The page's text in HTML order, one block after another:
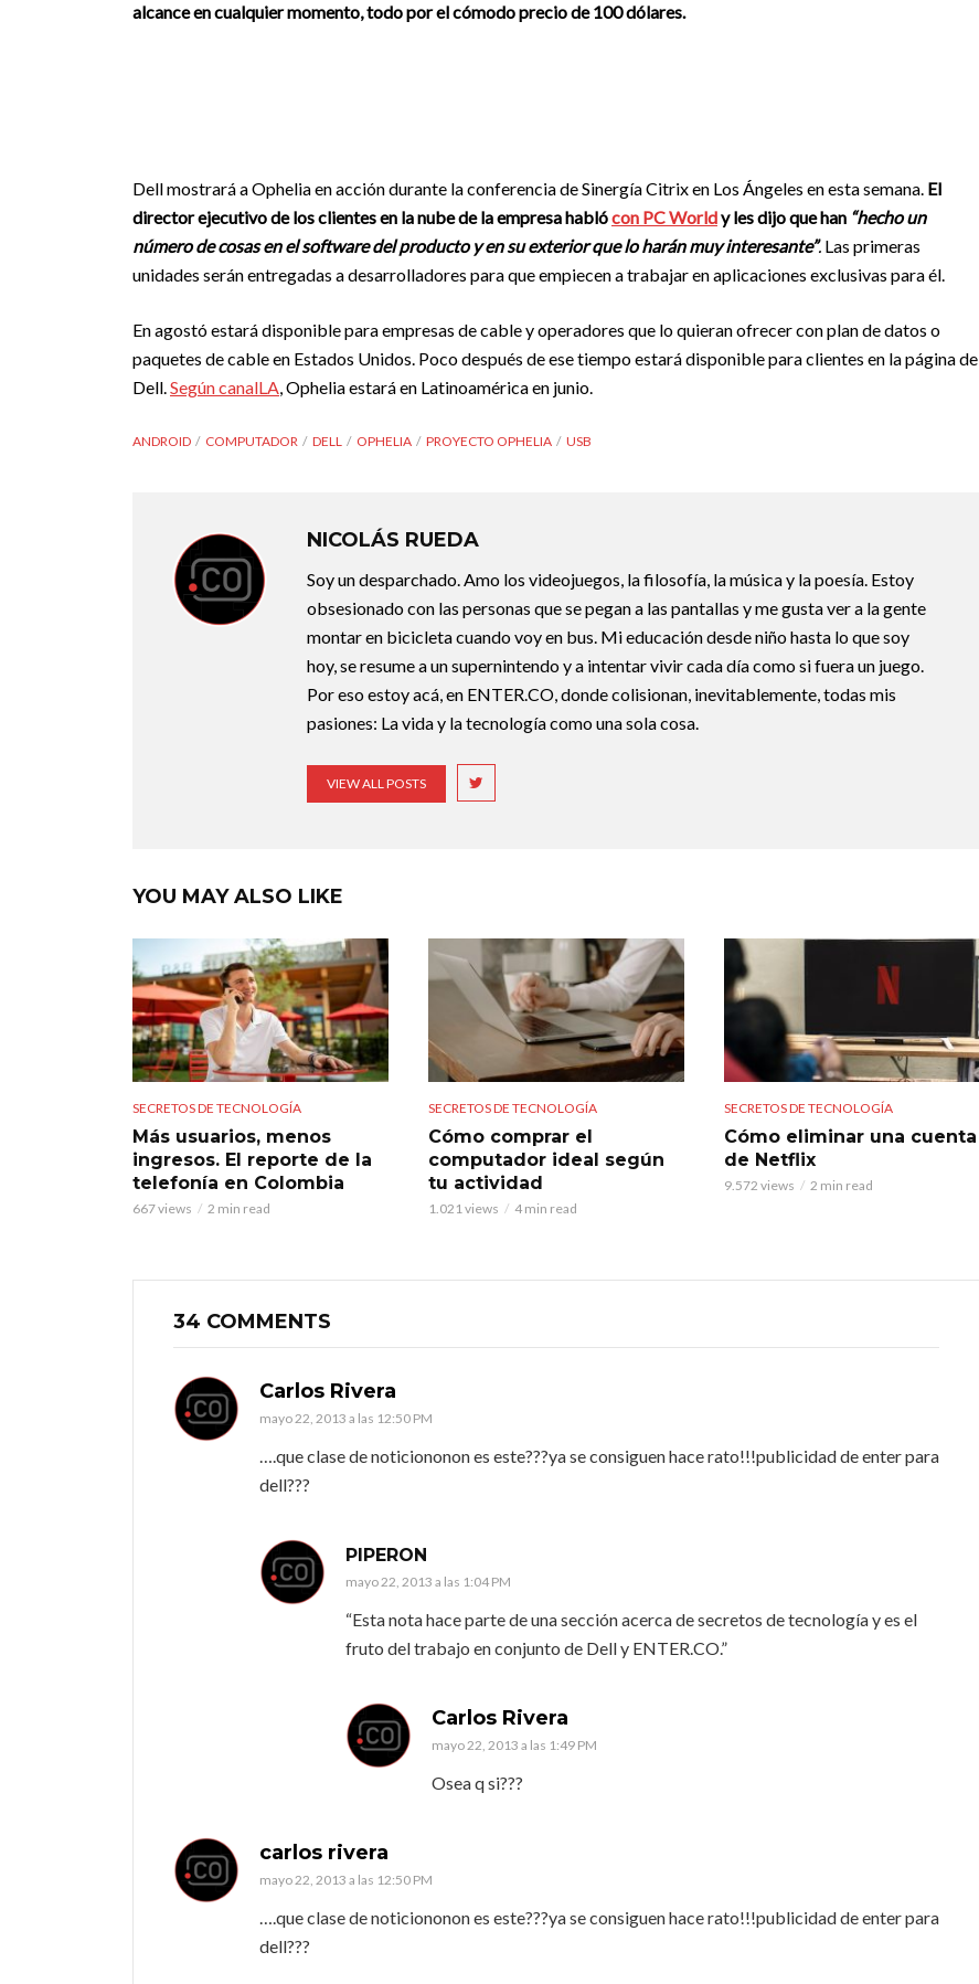
alcance en cualquier momento, todo por el cómodo precio de 100 dólares.
Dell mostrará a Ophelia en acción durante la conferencia de Sinergía Citrix en Los Ángeles en esta semana. El
director ejecutivo de los clientes en la nube de la empresa hablócon PC Worldy les dijo que han “hecho un
número de cosas en el software del producto y en su exterior que lo harán muy interesante”. Las primeras
unidades serán entregadas a desarrolladores para que empiecen a trabajar en aplicaciones exclusivas para él.
En agostó estará disponible para empresas de cable y operadores que lo quieran ofrecer con plan de datos o
paquetes de cable en Estados Unidos. Poco después de ese tiempo estará disponible para clientes en la página de
Dell.Según canalLA, Ophelia estará en Latinoamérica en junio.
ANDROID COMPUTADOR DELL OPHELIA PROYECTO OPHELIA USB
NICOLÁS RUEDA
Soy un desparchado. Amo los videojuegos, la filosofía, la música y la poesía. Estoy
obsesionado con las personas que se pegan a las pantallas y me gusta ver a la gente
montar en bicicleta cuando voy en bus. Mi educación desde niño hasta lo que soy
hoy, se resume a un supernintendo y a intentar vivir cada día como si fuera un juego.
Por eso estoy acá, en ENTER.CO, donde colisionan, inevitablemente, todas mis
pasiones: La vida y la tecnología como una sola cosa.
VIEW ALL POSTS
YOU MAY ALSO LIKE
SECRETOS DE TECNOLOGÍA
Más usuarios, menos
ingresos. El reporte de la
telefonía en Colombia
667 views 2 min read
SECRETOS DE TECNOLOGÍA
Cómo comprar el
computador ideal según
tu actividad
1.021 views 4 min read
SECRETOS DE TECNOLOGÍA
Cómo eliminar una cuenta
de Netflix
9.572 views 2 min read
34 COMMENTS
Carlos Rivera
mayo 22, 2013 a las 12:50 PM
….que clase de noticiononon es este???ya se consiguen hace rato!!!publicidad de enter para
dell???
PIPERON
mayo 22, 2013 a las 1:04 PM
“Esta nota hace parte de una sección acerca de secretos de tecnología y es el
fruto del trabajo en conjunto de Dell y ENTER.CO.”
Carlos Rivera
mayo 22, 2013 a las 1:49 PM
Osea q si???
carlos rivera
mayo 22, 2013 a las 12:50 PM
….que clase de noticiononon es este???ya se consiguen hace rato!!!publicidad de enter para
dell???